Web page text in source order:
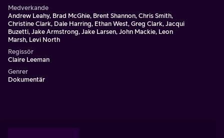
Medverkande
Andrew Leahy, Brad McGhie, Brent Shannon, Chris Smith,
Christine Clark, Dale Harring, Ethan West, Greg Clark, Jacqui
Buzetti, Jake Armstrong, Jake Larsen, John Mackie, Leon
Marsh, Levi North
Regissör
Claire Leeman
Genrer
Dokumentär